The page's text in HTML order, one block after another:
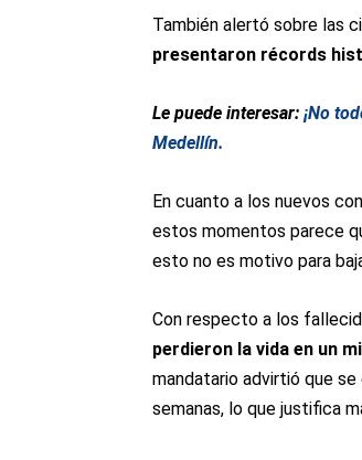
También alertó sobre las
presentaron récords
Le puede interesar: ¡No
Medellín.
En cuanto a los nuevos
estos momentos parece
esto no es motivo para
Con respecto a los
perdieron la vida en un
mandatario advirtió que
semanas, lo que justifica